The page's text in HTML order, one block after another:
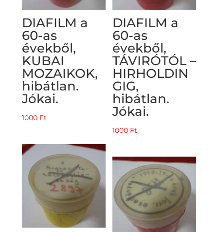
DIAFILM a
60-as
évekből,
KUBAI
MOZAIKOK,
hibátlan.
Jókai.
1000 Ft
DIAFILM a
60-as
évekből,
TÁVIRÓTÓL –
HIRHOLDIN
GIG,
hibátlan.
Jókai.
1000 Ft